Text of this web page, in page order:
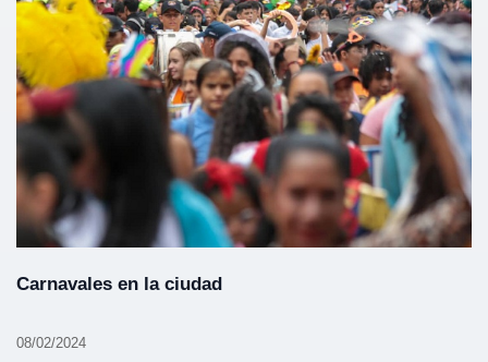
Carnavales en la ciudad
08/02/2024